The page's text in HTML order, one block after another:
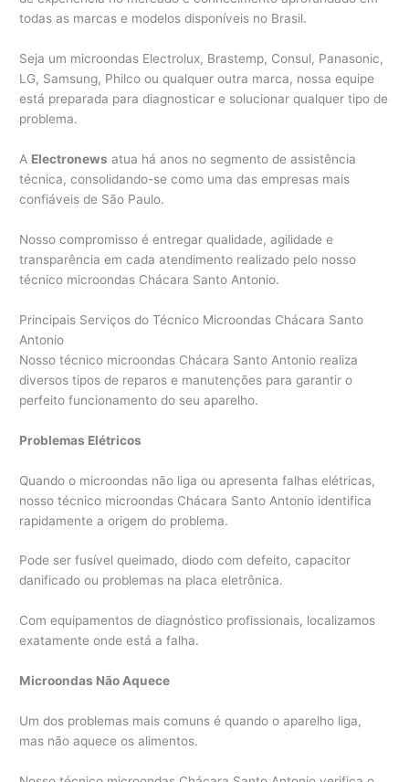
todas as marcas e modelos disponíveis no Brasil.
Seja um microondas Electrolux, Brastemp, Consul, Panasonic,
LG, Samsung, Philco ou qualquer outra marca, nossa equipe
está preparada para diagnosticar e solucionar qualquer tipo de
problema.
A Electronews atua há anos no segmento de assistência
técnica, consolidando-se como uma das empresas mais
confiáveis de São Paulo.
Nosso compromisso é entregar qualidade, agilidade e
transparência em cada atendimento realizado pelo nosso
técnico microondas Chácara Santo Antonio.
Principais Serviços do Técnico Microondas Chácara Santo
Antonio
Nosso técnico microondas Chácara Santo Antonio realiza
diversos tipos de reparos e manutenções para garantir o
perfeito funcionamento do seu aparelho.
Problemas Elétricos
Quando o microondas não liga ou apresenta falhas elétricas,
nosso técnico microondas Chácara Santo Antonio identifica
rapidamente a origem do problema.
Pode ser fusível queimado, diodo com defeito, capacitor
danificado ou problemas na placa eletrônica.
Com equipamentos de diagnóstico profissionais, localizamos
exatamente onde está a falha.
Microondas Não Aquece
Um dos problemas mais comuns é quando o aparelho liga,
mas não aquece os alimentos.